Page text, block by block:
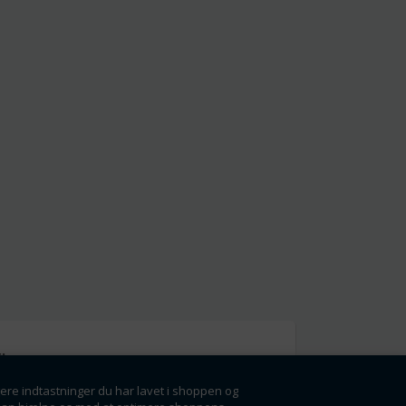
indtastninger du har lavet i shoppen og
få rabatter og